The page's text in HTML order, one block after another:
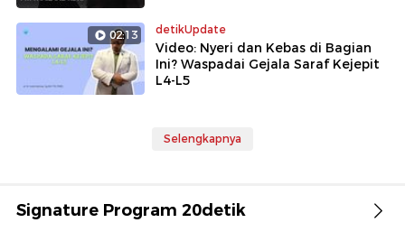
02:13 detikUpdate
Video: Nyeri dan Kebas di Bagian
Ini? Waspadai Gejala Saraf Kejepit
L4-L5
Selengkapnya
Signature Program 20detik